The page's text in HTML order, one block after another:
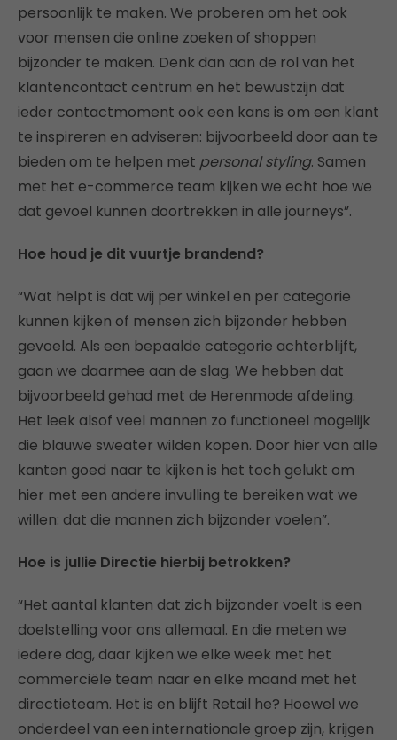
persoonlijk te maken. We proberen om het ook
voor mensen die online zoeken of shoppen
bijzonder te maken. Denk dan aan de rol van het
klantencontact centrum en het bewustzijn dat
ieder contactmoment ook een kans is om een klant
te inspireren en adviseren: bijvoorbeeld door aan te
bieden om te helpen met personal styling. Samen
met het e-commerce team kijken we echt hoe we
dat gevoel kunnen doortrekken in alle journeys”.
Hoe houd je dit vuurtje brandend?
“Wat helpt is dat wij per winkel en per categorie
kunnen kijken of mensen zich bijzonder hebben
gevoeld. Als een bepaalde categorie achterblijft,
gaan we daarmee aan de slag. We hebben dat
bijvoorbeeld gehad met de Herenmode afdeling.
Het leek alsof veel mannen zo functioneel mogelijk
die blauwe sweater wilden kopen. Door hier van alle
kanten goed naar te kijken is het toch gelukt om
hier met een andere invulling te bereiken wat we
willen: dat die mannen zich bijzonder voelen”.
Hoe is jullie Directie hierbij betrokken?
“Het aantal klanten dat zich bijzonder voelt is een
doelstelling voor ons allemaal. En die meten we
iedere dag, daar kijken we elke week met het
commerciële team naar en elke maand met het
directieteam. Het is en blijft Retail he? Hoewel we
onderdeel van een internationale groep zijn, krijgen